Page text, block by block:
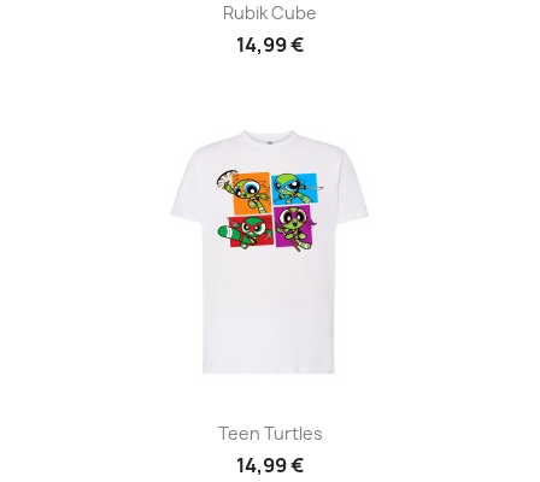
Rubik Cube
14,99 €
Teen Turtles
14,99 €